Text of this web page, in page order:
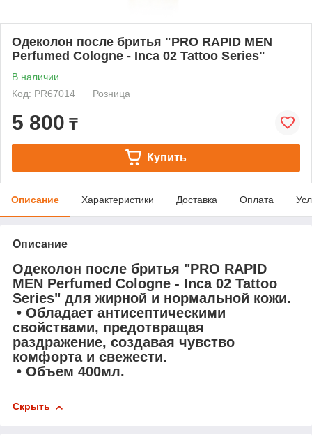
Одеколон после бритья "PRO RAPID MEN
Perfumed Cologne - Inca 02 Tattoo Series"
В наличии
Код: PR67014
Розница
5 800 ₸
Купить
Описание Характеристики Доставка Оплата
Описание
Одеколон после бритья "PRO RAPID
MEN Perfumed Cologne - Inca 02 Tattoo
Series" для жирной и нормальной кожи.
• Обладает антисептическими
свойствами, предотвращая
раздражение, создавая чувство
комфорта и свежести.
• Объем 400мл.
Скрыть